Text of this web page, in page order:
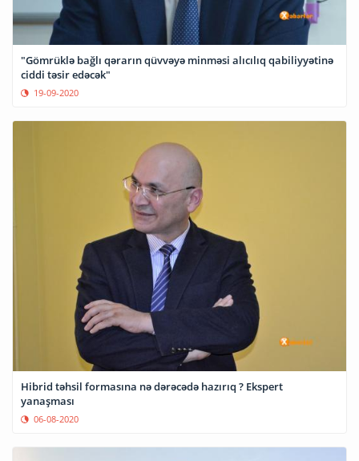
"Gömrüklə bağlı qərarın qüvvəyə minməsi alıcılıq qabiliyyətinə
ciddi təsir edəcək"
19-09-2020
Hibrid təhsil formasına nə dərəcədə hazırıq ? Ekspert
yanaşması
06-08-2020